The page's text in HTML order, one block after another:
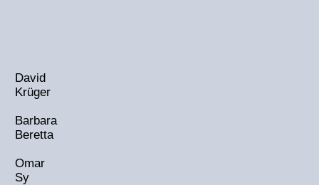
David
Krüger
Barbara
Beretta
Omar
Sy